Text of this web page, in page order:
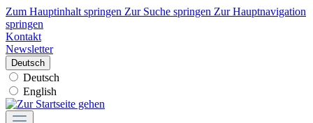
Zum Hauptinhalt springen Zur Suche springen Zur Hauptnavigation
springen
Kontakt
Newsletter
Deutsch
Deutsch
English